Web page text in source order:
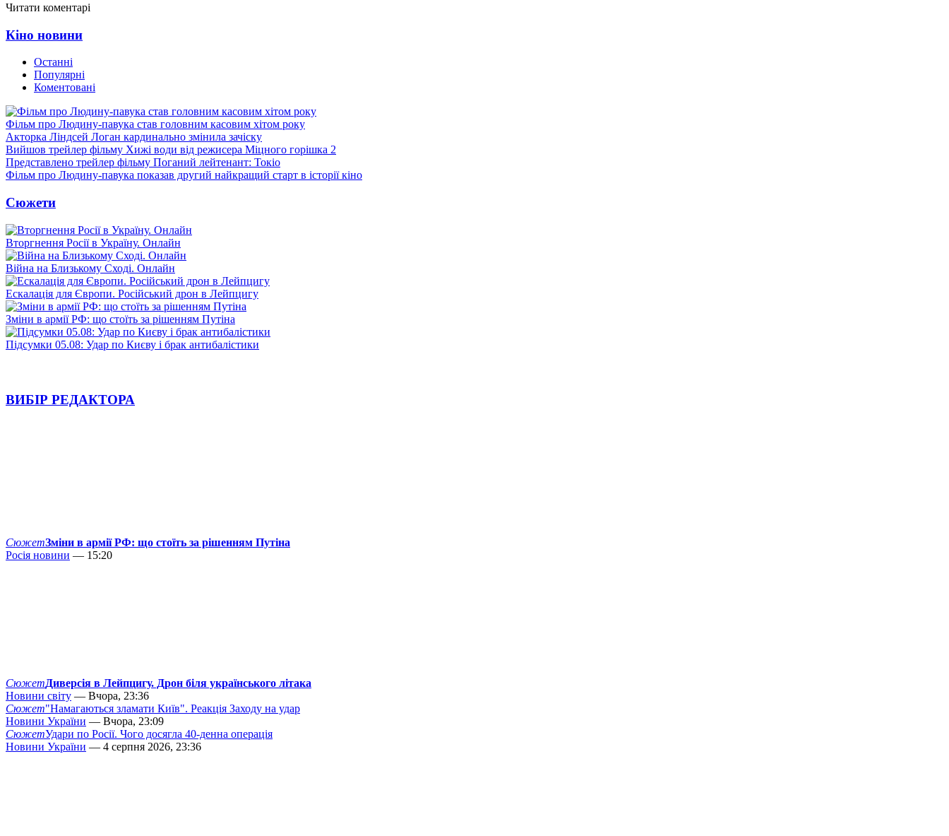
Читати коментарі
Кіно новини
Останні
Популярні
Коментовані
Фільм про Людину-павука став головним касовим хітом року
Акторка Ліндсей Логан кардинально змінила зачіску
Вийшов трейлер фільму Хижі води від режисера Міцного горішка 2
Представлено трейлер фільму Поганий лейтенант: Токіо
Фільм про Людину-павука показав другий найкращий старт в історії кіно
Сюжети
Вторгнення Росії в Україну. Онлайн
Війна на Близькому Сході. Онлайн
Ескалація для Європи. Російський дрон в Лейпцигу
Зміни в армії РФ: що стоїть за рішенням Путіна
Підсумки 05.08: Удар по Києву і брак антибалістики
ВИБІР РЕДАКТОРА
СюжетЗміни в армії РФ: що стоїть за рішенням Путіна
Росія новини — 15:20
СюжетДиверсія в Лейпцигу. Дрон біля українського літака
Новини світу — Вчора, 23:36
Сюжет"Намагаються зламати Київ". Реакція Заходу на удар
Новини України — Вчора, 23:09
СюжетУдари по Росії. Чого досягла 40-денна операція
Новини України — 4 серпня 2026, 23:36